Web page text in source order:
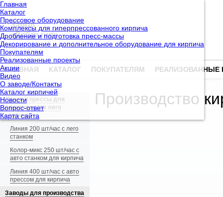
Главная
Каталог
Прессовое оборудование
Комплексы для гиперпрессованного кирпича
Дробление и подготовка пресс-массы
Декорирование и дополнительное оборудование для кирпича
Покупателям
Реализованные проекты
Акции
Видео
О заводе/Контакты
Каталог кирпичей
Новости
Вопрос-ответ
Карта сайта
Завод
«Добрыня»
ГЛАВНАЯ КАТАЛОГ ПОКУПАТЕЛЯМ РЕАЛИЗОВАННЫЕ
Линии и прессы для
производства лего
кирпича
Линия 200 шт/час с лего
станком
Колор-микс 250 шт/час с
авто станком для кирпича
Линия 400 шт/час с авто
прессом для кирпича
Заводы для производства
Производство